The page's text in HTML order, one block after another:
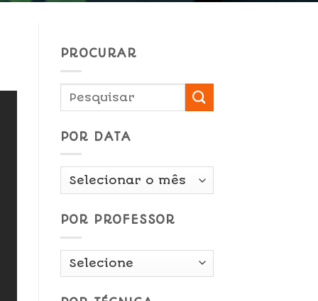
PROCURAR
POR DATA
Por
POR PROFESSOR